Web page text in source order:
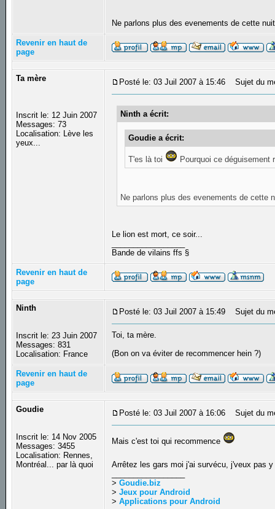
Ne parlons plus des evenements de cette
Revenir en haut de
page
Ta mère
Inscrit le: 12 Juin 2007
Messages: 73
Localisation: Lève les
yeux...
Posté le: 03 Juil 2007 à 15:46 Sujet du
Ninth a écrit:
Goudie a écrit:
T'es là toi Pourquoi ce déguisement
Ne parlons plus des evenements de cette
Le lion est mort, ce soir...
Bande de vilains ffs §
Revenir en haut de
page
Ninth
Inscrit le: 23 Juin 2007
Messages: 831
Localisation: France
Posté le: 03 Juil 2007 à 15:49 Sujet du
Toi, ta mère.
(Bon on va éviter de recommencer hein ?)
Revenir en haut de
page
Goudie
Inscrit le: 14 Nov 2005
Messages: 3455
Localisation: Rennes,
Montréal... par là quoi
Posté le: 03 Juil 2007 à 16:06 Sujet du
Mais c'est toi qui recommence
Arrêtez les gars moi j'ai survécu, j'veux pas
>Goudie.biz
>Jeux pour Android
>Applications pour Android